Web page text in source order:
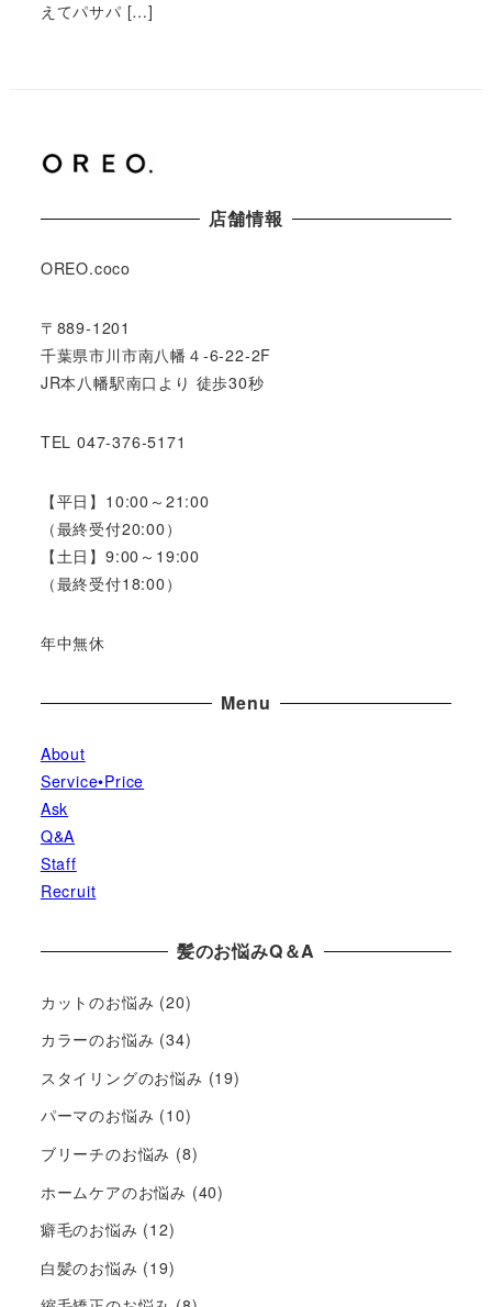
えてパサパ […]
店舗情報
OREO.coco
〒889-1201
千葉県市川市南八幡４-6-22-2F
JR本八幡駅南口より 徒歩30秒
TEL 047-376-5171
【平日】10:00～21:00
（最終受付20:00）
【土日】9:00～19:00
（最終受付18:00）
年中無休
Menu
About
Service•Price
Ask
Q&A
Staff
Recruit
髪のお悩みQ＆A
カットのお悩み (20)
カラーのお悩み (34)
スタイリングのお悩み (19)
パーマのお悩み (10)
ブリーチのお悩み (8)
ホームケアのお悩み (40)
癖毛のお悩み (12)
白髪のお悩み (19)